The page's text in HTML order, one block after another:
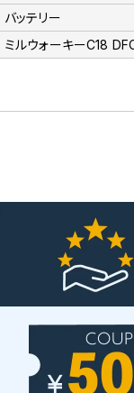
バッテリー
ミルウォーキーC18